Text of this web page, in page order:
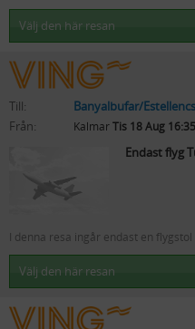
Välj den här resan
Till: Banyalbufar/Estellencs
Från:
KalmarTis 18 Aug 16:35
Endast flyg
I denna resa ingår endast en flygstol
Välj den här resan